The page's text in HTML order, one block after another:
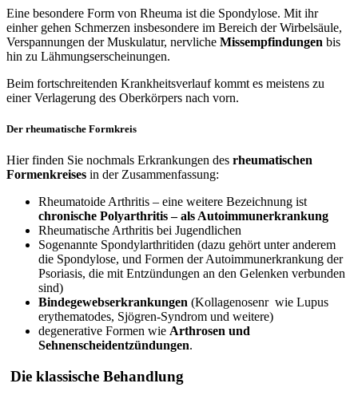
Eine besondere Form von Rheuma ist die Spondylose. Mit ihr
einher gehen Schmerzen insbesondere im Bereich der Wirbelsäule,
Verspannungen der Muskulatur, nervliche Missempfindungen bis
hin zu Lähmungserscheinungen.
Beim fortschreitenden Krankheitsverlauf kommt es meistens zu
einer Verlagerung des Oberkörpers nach vorn.
Der rheumatische Formkreis
Hier finden Sie nochmals Erkrankungen des rheumatischen
Formenkreises in der Zusammenfassung:
Rheumatoide Arthritis – eine weitere Bezeichnung ist
chronische Polyarthritis – als Autoimmunerkrankung
Rheumatische Arthritis bei Jugendlichen
Sogenannte Spondylarthritiden (dazu gehört unter anderem
die Spondylose, und Formen der Autoimmunerkrankung der
Psoriasis, die mit Entzündungen an den Gelenken verbunden
sind)
Bindegewebserkrankungen (Kollagenosenr wie Lupus
erythematodes, Sjögren-Syndrom und weitere)
degenerative Formen wie Arthrosen und
Sehnenscheidentzündungen.
Die klassische Behandlung